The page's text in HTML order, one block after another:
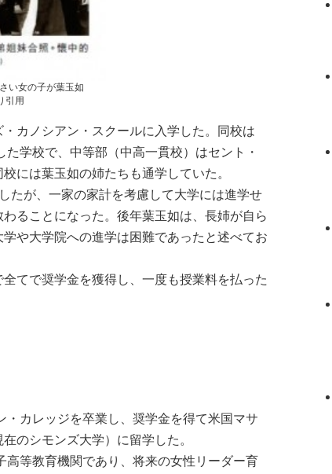
い女の子が葉玉如
引用
カノシアン・スクールに入学した。同校は
学校で、中等部（中高一貫校）はセント・
には葉玉如の姉たちも通学していた。
たが、一家の家計を考慮して大学には進学せ
ることになった。後年葉玉如は、長姉が自ら
や大学院への進学は困難であったと述べてお
てで奨学金を獲得し、一度も授業料を払った
カレッジを卒業し、奨学金を得て米国マサ
のシモンズ大学）に留学した。
等教育機関であり、将来の女性リーダー育